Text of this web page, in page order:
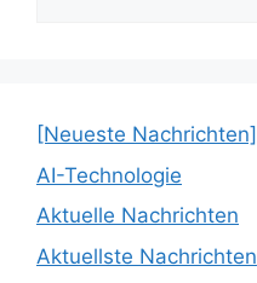
[Neueste Nachrichten]
AI-Technologie
Aktuelle Nachrichten
Aktuellste Nachrichten